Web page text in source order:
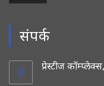
संपर्क
प्रेस्टीज